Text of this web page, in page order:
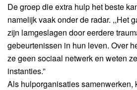
De groep die extra hulp het beste
namelijk vaak onder de radar. ,,Het
zijn lamgeslagen door eerdere
gebeurtenissen in hun leven. Over
ze geen sociaal netwerk en weten
instanties.”
Als hulporganisaties samenwerken,